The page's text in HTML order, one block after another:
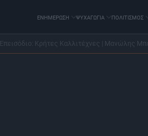
ΕΝΗΜΕΡΩΣΗ ΨΥΧΑΓΩΓΙΑ ΠΟΛΙΤΙΣΜΟΣ
Επεισόδιο: Κρήτες Καλλιτέχνες | Μανώλης